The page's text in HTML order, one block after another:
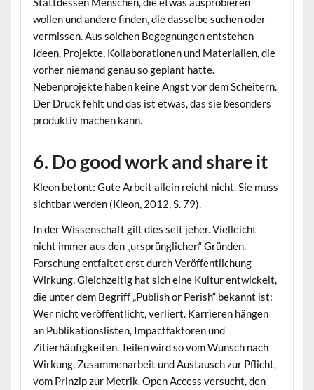
wollen und andere finden, die dasselbe suchen oder
vermissen. Aus solchen Begegnungen entstehen
Ideen, Projekte, Kollaborationen und Materialien, die
vorher niemand genau so geplant hatte.
Nebenprojekte haben keine Angst vor dem Scheitern.
Der Druck fehlt und das ist etwas, das sie besonders
produktiv machen kann.
6. Do good work and share it
Kleon betont: Gute Arbeit allein reicht nicht. Sie muss
sichtbar werden (Kleon, 2012, S. 79).
In der Wissenschaft gilt dies seit jeher. Vielleicht
nicht immer aus den „ursprünglichen“ Gründen.
Forschung entfaltet erst durch Veröffentlichung
Wirkung. Gleichzeitig hat sich eine Kultur entwickelt,
die unter dem Begriff „Publish or Perish“ bekannt ist:
Wer nicht veröffentlicht, verliert. Karrieren hängen
an Publikationslisten, Impactfaktoren und
Zitierhäufigkeiten. Teilen wird so vom Wunsch nach
Wirkung, Zusammenarbeit und Austausch zur Pflicht,
vom Prinzip zur Metrik. Open Access versucht, den